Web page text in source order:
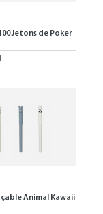
Jetons de Poker
Animal Kawaii